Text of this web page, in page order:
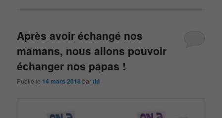
Après avoir échangé nos
mamans, nous allons pouvoir
échanger nos papas !
Publié le 14 mars 2018 partiti